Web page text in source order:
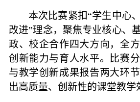
本次比赛紧扣“学生中心
改进”理念，聚焦专业核心、
政、校企合作四大方向，全
创新能力与育人水平。比赛
与教学创新成果报告两大环
出高质量、创新性的课堂教学